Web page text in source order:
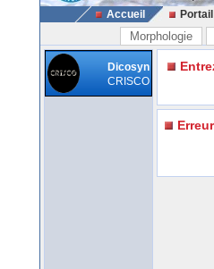
Accueil
Morphologie
Dicosyn
CRISCO
Erreur